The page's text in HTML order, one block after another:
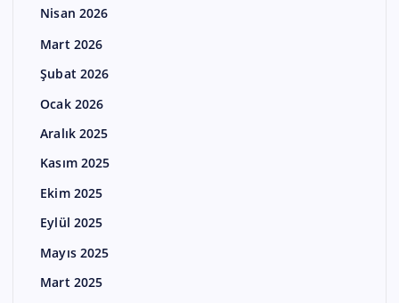
Nisan 2026
Mart 2026
Şubat 2026
Ocak 2026
Aralık 2025
Kasım 2025
Ekim 2025
Eylül 2025
Mayıs 2025
Mart 2025